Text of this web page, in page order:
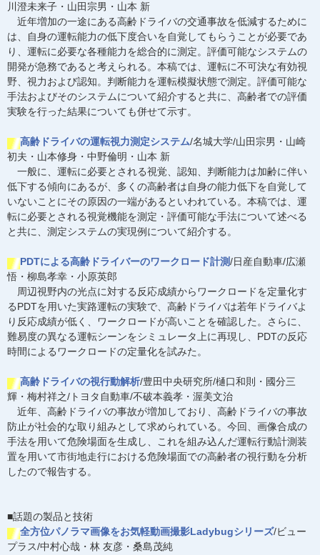
川澄未来子・山田宗男・山本 新
近年増加の一途にある高齢ドライバの交通事故を低減するために
は、自身の運転能力の低下度合いを自覚してもらうことが必要であ
り、運転に必要な各種能力を総合的に測定。評価可能なシステムの
開発が急務であると考えられる。本稿では、運転に不可決な有効視
野、視力および認知。判断能力を運転模擬状態で測定。評価可能な
手法およびそのシステムについて紹介すると共に、高齢者での評価
実験を行った結果についても併せて示す。
高齢ドライバの運転視力測定システム/名城大学/山田宗男・山崎
初夫・山本修身・中野倫明・山本 新
一般に、運転に必要とされる視覚、認知、判断能力は加齢に伴い
低下する傾向にあるが、多くの高齢者は自身の能力低下を自覚して
いないことにその原因の一端があるといわれている。本稿では、運
転に必要とされる視覚機能を測定・評価可能な手法について述べる
と共に、測定システムの実現例について紹介する。
PDTによる高齢ドライバーのワークロード計測/日産自動車/広瀬
悟・柳島孝幸・小原英郎
周辺視野内の光点に対する反応成績からワークロードを定量化す
るPDTを用いた実路運転の実験で、高齢ドライバは若年ドライバよ
り反応成績が低く、ワークロードが高いことを確認した。さらに、
難易度の異なる運転シーンをシミュレータ上に再現し、PDTの反応
時間によるワークロードの定量化を試みた。
高齢ドライバの視行動解析/豊田中央研究所/樋口和則・國分三
輝・梅村祥之/トヨタ自動車/不破本義孝・渥美文治
近年、高齢ドライバの事故が増加しており、高齢ドライバの事故
防止が社会的な取り組みとして求められている。今回、画像合成の
手法を用いて危険場面を生成し、これを組み込んだ運転行動計測装
置を用いて市街地走行における危険場面での高齢者の視行動を分析
したので報告する。
■話題の製品と技術
全方位パノラマ画像をお気軽動画撮影Ladybugシリーズ/ビュー
プラス/中村心哉・林 友彦・桑島茂純